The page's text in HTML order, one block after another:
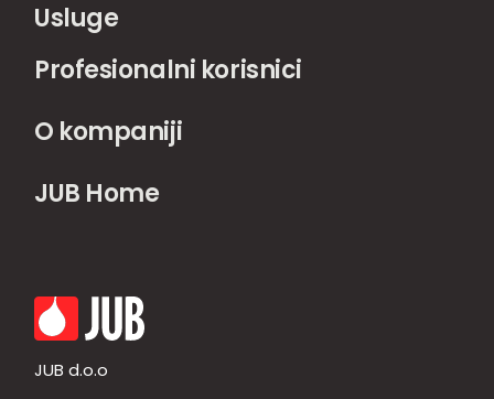
Usluge
Profesionalni korisnici
O kompaniji
JUB Home
JUB d.o.o